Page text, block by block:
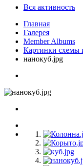
Вся активность
Главная
Галерея
Member Albums
Картинки схемы
нанокуб.jpg